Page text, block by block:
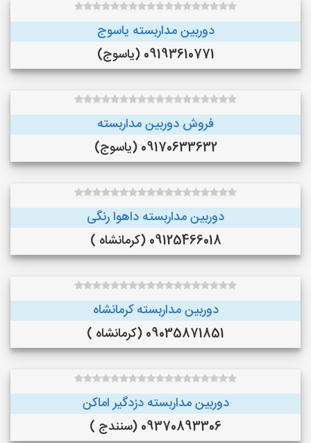
دوربین مداربسته یاسوج
09193610771 (یاسوج)
فروش دوربین مداربسته
09170633632 (یاسوج)
دوربین مداربسته داهوا رنگی
09125466018 (کرمانشاه )
دوربین مداربسته کرمانشاه
09035871851 (کرمانشاه )
دوربین مداربسته دزدگیر اماکن
09370893306 (سنندج )